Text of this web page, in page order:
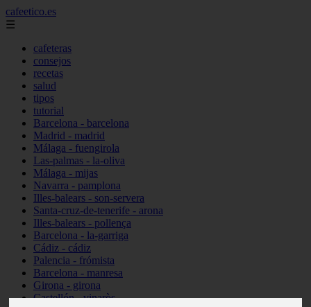
cafeetico.es
☰
cafeteras
consejos
recetas
salud
tipos
tutorial
Barcelona - barcelona
Madrid - madrid
Málaga - fuengirola
Las-palmas - la-oliva
Málaga - mijas
Navarra - pamplona
Illes-balears - son-servera
Santa-cruz-de-tenerife - arona
Illes-balears - pollença
Barcelona - la-garriga
Cádiz - cádiz
Palencia - frómista
Barcelona - manresa
Girona - girona
Castellón - vinaròs